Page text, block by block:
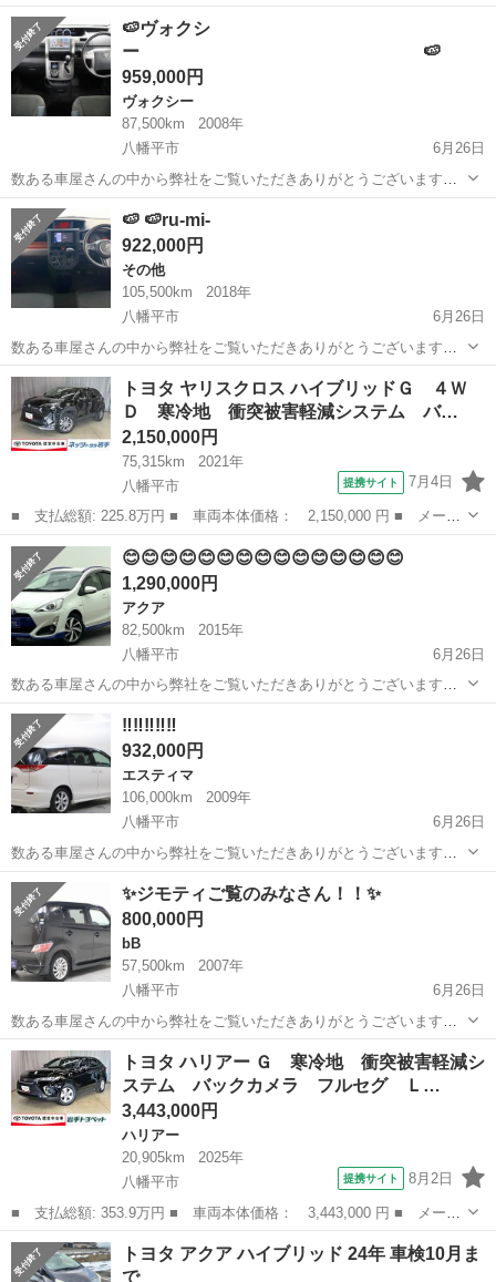
オトロン盛岡店と申します✨ 東北3店舗目、オトロン最北端のお店とし
て、2024年4月1日にオープンしました❤️‍🔥 春が過ぎ、夏が待ち遠しい
今...
岩手 プリウス
🍉ヴォクシ
ー 🍉
959,000円
ヴォクシー
87,500km
2008年
八幡平市
6月26日
数ある車屋さんの中から弊社をご覧いただきありがとうございます！
オトロン盛岡店と申します✨ 東北3店舗目、オトロン最北端のお店とし
て、2024年4月1日にオープンしました❤️‍🔥 春が過ぎ、夏が待ち遠しい
今...
岩手
🍉 🍉ru-mi-
922,000円
その他
105,500km
2018年
八幡平市
6月26日
数ある車屋さんの中から弊社をご覧いただきありがとうございます！
オトロン盛岡店と申します✨ 東北3店舗目、オトロン最北端のお店とし
て、2024年4月1日にオープンしました❤️‍🔥 春が過ぎ、夏が待ち遠しい
今...
岩手 八幡平市 その他 車両
トヨタ ヤリスクロス ハイブリッドＧ ４Ｗ
Ｄ 寒冷地 衝突被害軽減システム バ…
2,150,000円
75,315km
2021年
八幡平市
提携サイト 7月4日
■ 支払総額: 225.8万円 ■ 車両本体価格： 2,150,000 円 ■ メーカ
ー名： トヨタ ■ 車種名： ヤリスクロス ■ グレード名： ハイ
ブリッドＧ ４ＷＤ 寒冷地 衝突被害軽減システム バックカメ
ラ ＬＥＤ...
岩手 八幡平市 トヨタ
😊😊😊😊😊😊😊😊😊😊😊😊😊😊😊
1,290,000円
アクア
82,500km
2015年
八幡平市
6月26日
数ある車屋さんの中から弊社をご覧いただきありがとうございます！
オトロン盛岡店と申します✨ 東北3店舗目、オトロン最北端のお店とし
て、2024年4月1日にオープンしました❤️‍🔥 春が過ぎ、夏が待ち遠しい
今...
岩手 八幡平市 アクア
‼️‼️‼️‼️‼️
932,000円
エスティマ
106,000km
2009年
八幡平市
6月26日
数ある車屋さんの中から弊社をご覧いただきありがとうございます！
オトロン盛岡店と申します✨ 東北3店舗目、オトロン最北端のお店とし
て、2024年4月1日にオープンしました❤️‍🔥 春が過ぎ、夏が待ち遠しい
今...
岩手 エスティマ 車両
✨ジモティご覧のみなさん！！✨
800,000円
bB
57,500km
2007年
八幡平市
6月26日
数ある車屋さんの中から弊社をご覧いただきありがとうございます！
オトロン盛岡店と申します✨ 東北3店舗目、オトロン最北端のお店とし
て、2024年4月1日にオープンしました❤️‍🔥 春が過ぎ、夏が待ち遠しい
今...
岩手 八幡平市
トヨタ ハリアー Ｇ 寒冷地 衝突被害軽減シ
ステム バックカメラ フルセグ Ｌ…
3,443,000円
ハリアー
20,905km
2025年
八幡平市
提携サイト 8月2日
■ 支払総額: 353.9万円 ■ 車両本体価格： 3,443,000 円 ■ メーカ
ー名： トヨタ ■ 車種名： ハリアー ■ グレード名： Ｇ 寒冷
地 衝突被害軽減システム バックカメラ フルセグ ＬＥＤヘッド
岩手 八幡平市 ハリアー
トヨタ アクア ハイブリッド 24年 車検10月ま
で